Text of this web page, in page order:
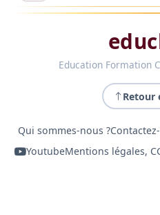
Education Formation
Retour
Qui sommes-nous ?
YoutubeMentions légales,